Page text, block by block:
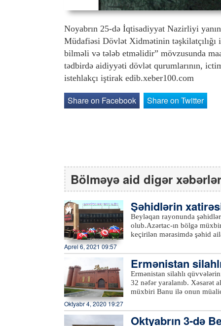
Noyabrın 25-də İqtisadiyyat Nazirliyi
Müdafiəsi Dövlət Xidmətinin təşkilatçılığı
bilməli və tələb etməlidir” mövzusunda
tədbirdə aidiyyəti dövlət qurumlarının,
istehlakçı iştirak edib.xeber100.com
Share on Facebook Share on Twitter
Bölməyə aid digər xəbərlər
Şəhidlərin
şı olub
Beyləqan rayonunda
olub.Azərtac-ın bölgə
keçirilən mərasimdə şəhid
kimi düşən Vətən
şanlı Qələbədən, şəhidlərin
danışılıb.Şəhidlərin
olunub, həm Birinci, həm
Ermənistan silahlı bölmələri
dünyasını dəyişən dinc
Aprel 6, 2021 09:57
Ermənistan
ə tutublar
Ermənistan silahlı
32 nəfər yaralanıb. Xəsarət
müxbiri Banu ilə onun
idik. Qardaşım, anam,
yaralandım”.Qeyd edək ki,
Oktyabr 4, 2020 19:27
Oktyabrın 3-də